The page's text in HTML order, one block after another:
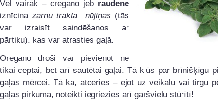
Vēl vairāk – oregano jeb raudene
iznīcina zarnu trakta nūjiņas (tās
var izraisīt saindēšanos ar
pārtiku), kas var atrasties gaļā.
Oregano droši var pievienot ne
tikai ceptai, bet arī sautētai gaļai. Tā kļūs par brīnišķīgu
gaļas mērcei. Tā ka, atceries – ejot uz veikalu vai tirgu
gaļas pirkuma, noteikti iegriezies arī garšvielu stūrītī!